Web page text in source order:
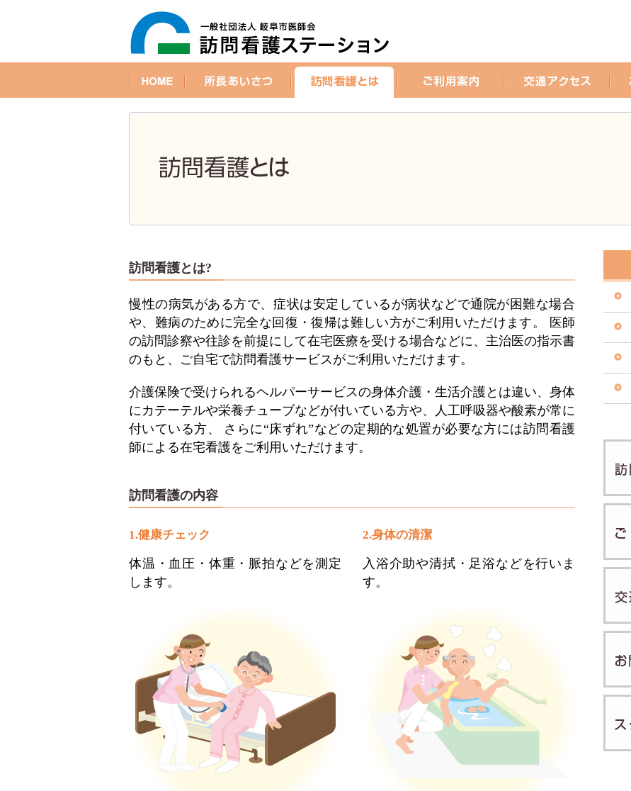
訪問看護とは?
慢性の病気がある方で、症状は安定しているが病状などで通院が困難な場合
や、難病のために完全な回復・復帰は難しい方がご利用いただけます。 医師
の訪問診察や往診を前提にして在宅医療を受ける場合などに、主治医の指示書
のもと、ご自宅で訪問看護サービスがご利用いただけます。
介護保険で受けられるヘルパーサービスの身体介護・生活介護とは違い、身体
にカテーテルや栄養チューブなどが付いている方や、人工呼吸器や酸素が常に
付いている方、 さらに“床ずれ”などの定期的な処置が必要な方には訪問看護
師による在宅看護をご利用いただけます。
訪問看護の内容
1.健康チェック
体温・血圧・体重・脈拍などを測定
します。
2.身体の清潔
入浴介助や清拭・足浴などを行いま
す。